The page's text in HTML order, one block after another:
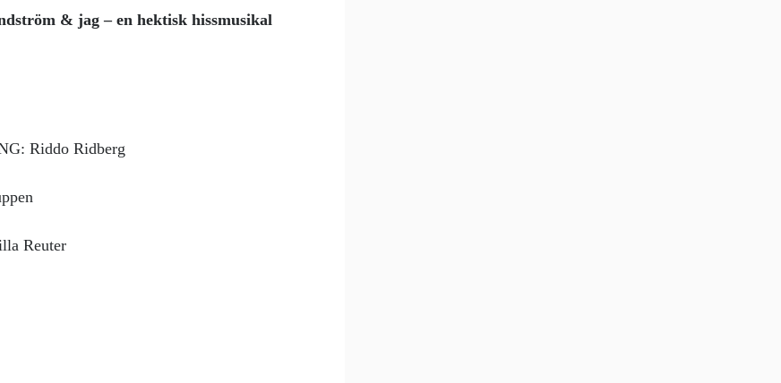
& jag – en hektisk hissmusikal
Riddo Ridberg
Reuter